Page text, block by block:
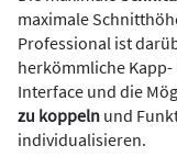
maximale
Professional ist
herkömmliche
Interface und die
zu koppeln und
individualisieren.